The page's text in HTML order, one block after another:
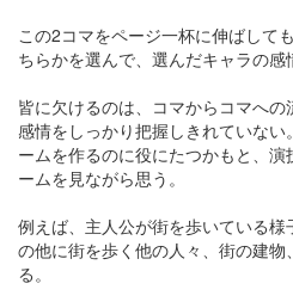
この2コマをページ一杯に伸ばして
ちらかを選んで、選んだキャラの感
皆に欠けるのは、コマからコマへ
感情をしっかり把握しきれていな
ームを作るのに役にたつかもと、
ームを見ながら思う。
例えば、主人公が街を歩いている
の他に街を歩く他の人々、街の建
る。